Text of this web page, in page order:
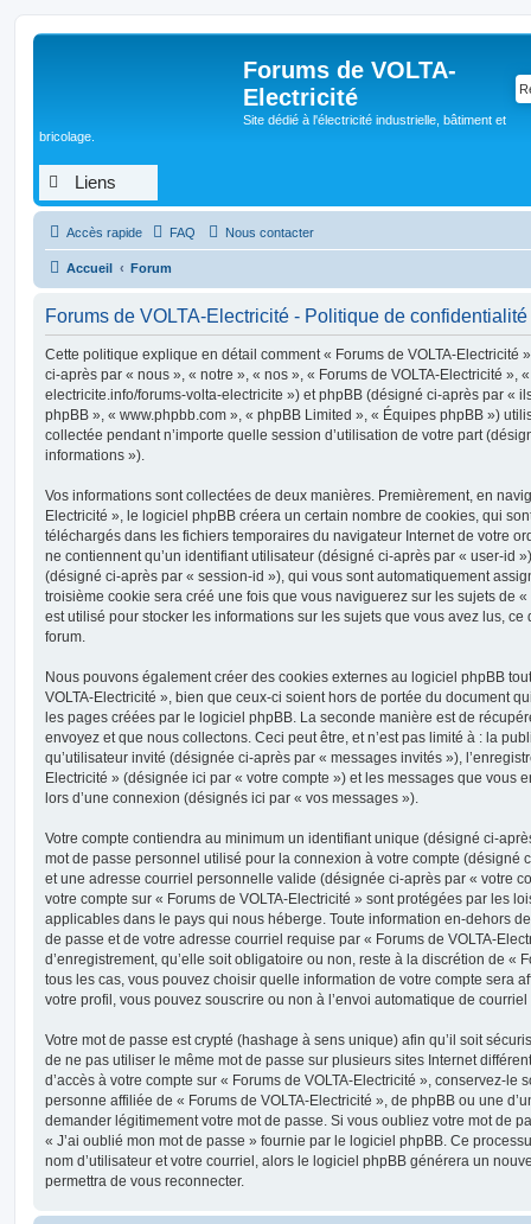
Forums de VOLTA-
Electricité
Site dédié à l'électricité industrielle, bâtiment et
bricolage.
Liens
Accès rapide FAQ Nous contacter
Accueil Forum
Forums de VOLTA-Electricité - Politique de confidentialité
Cette politique explique en détail comment « Forums de VOLTA-Electricité
ci-après par « nous », « notre », « nos », « Forums de VOLTA-Electricité »,
electricite.info/forums-volta-electricite ») et phpBB (désigné ci-après par «
phpBB », « www.phpbb.com », « phpBB Limited », « Équipes phpBB »)
collectée pendant n’importe quelle session d’utilisation de votre part
informations »).
Vos informations sont collectées de deux manières. Premièrement, en
Electricité », le logiciel phpBB créera un certain nombre de cookies, qui
téléchargés dans les fichiers temporaires du navigateur Internet de votre
ne contiennent qu’un identifiant utilisateur (désigné ci-après par « user-id
(désigné ci-après par « session-id »), qui vous sont automatiquement
troisième cookie sera créé une fois que vous naviguerez sur les sujets de «
est utilisé pour stocker les informations sur les sujets que vous avez lus,
forum.
Nous pouvons également créer des cookies externes au logiciel phpBB
VOLTA-Electricité », bien que ceux-ci soient hors de portée du document
les pages créées par le logiciel phpBB. La seconde manière est de
envoyez et que nous collectons. Ceci peut être, et n’est pas limité à : la
qu’utilisateur invité (désignée ci-après par « messages invités »),
Electricité » (désignée ici par « votre compte ») et les messages que vous
lors d’une connexion (désignés ici par « vos messages »).
Votre compte contiendra au minimum un identifiant unique (désigné ci-
mot de passe personnel utilisé pour la connexion à votre compte (désigné
et une adresse courriel personnelle valide (désignée ci-après par « votre
votre compte sur « Forums de VOLTA-Electricité » sont protégées par les
applicables dans le pays qui nous héberge. Toute information en-dehors
de passe et de votre adresse courriel requise par « Forums de VOLTA-
d’enregistrement, qu’elle soit obligatoire ou non, reste à la discrétion de «
tous les cas, vous pouvez choisir quelle information de votre compte sera
votre profil, vous pouvez souscrire ou non à l’envoi automatique de
Votre mot de passe est crypté (hashage à sens unique) afin qu’il soit
de ne pas utiliser le même mot de passe sur plusieurs sites Internet
d’accès à votre compte sur « Forums de VOLTA-Electricité », conservez-le
personne affiliée de « Forums de VOLTA-Electricité », de phpBB ou une
demander légitimement votre mot de passe. Si vous oubliez votre mot de
« J’ai oublié mon mot de passe » fournie par le logiciel phpBB. Ce
nom d’utilisateur et votre courriel, alors le logiciel phpBB générera un
permettra de vous reconnecter.